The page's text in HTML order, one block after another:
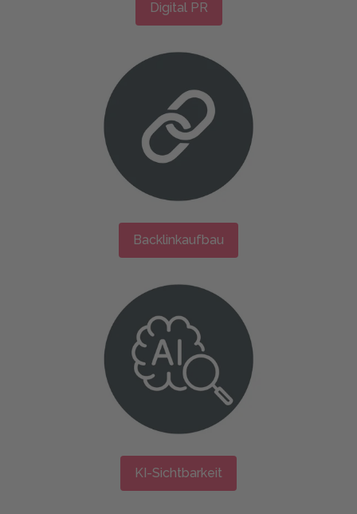
Digital PR
Backlinkaufbau
KI-Sichtbarkeit